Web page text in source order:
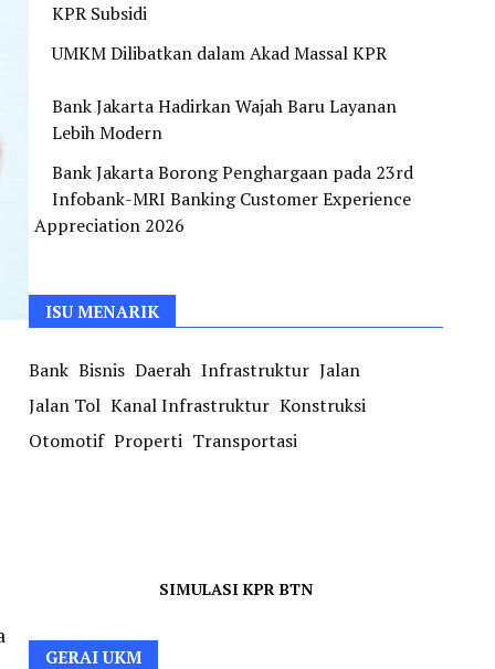
KPR Subsidi
UMKM Dilibatkan dalam Akad Massal KPR
Bank Jakarta Hadirkan Wajah Baru Layanan
Lebih Modern
Bank Jakarta Borong Penghargaan pada 23rd
Infobank-MRI Banking Customer Experience
Appreciation 2026
ISU MENARIK
Bank Bisnis Daerah Infrastruktur Jalan
Jalan Tol Kanal Infrastruktur Konstruksi
Otomotif Properti Transportasi
SIMULASI KPR BTN
GERAI UKM